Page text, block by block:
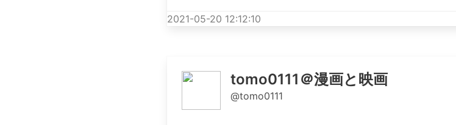
2021-05-20 12:12:10
tomo0111＠漫画と映画
@tomo0111